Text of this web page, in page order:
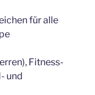
für alle
Fitness-
und